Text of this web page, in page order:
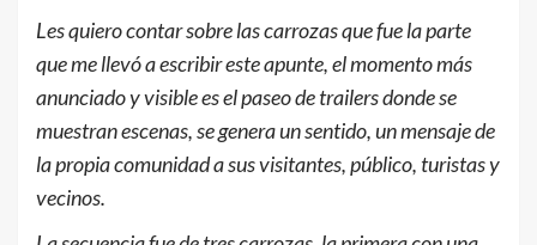
Les quiero contar sobre las carrozas que fue la parte
que me llevó a escribir este apunte, el momento más
anunciado y visible es el paseo de trailers donde se
muestran escenas, se genera un sentido, un mensaje de
la propia comunidad a sus visitantes, público, turistas y
vecinos.